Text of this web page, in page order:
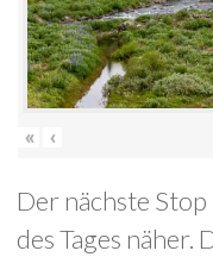
« ‹
Der nächste
des Tages näher.